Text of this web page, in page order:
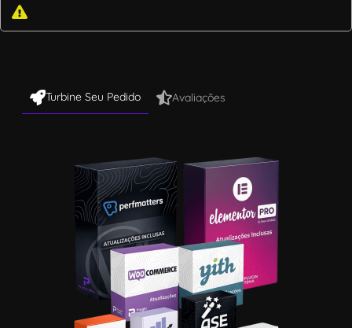
Turbine Seu Pedido Avaliações